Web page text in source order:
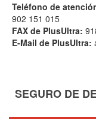
Teléfono de
902 151 015
FAX de PlusUltra:
E-Mail de PlusUltra:
SEGURO DE